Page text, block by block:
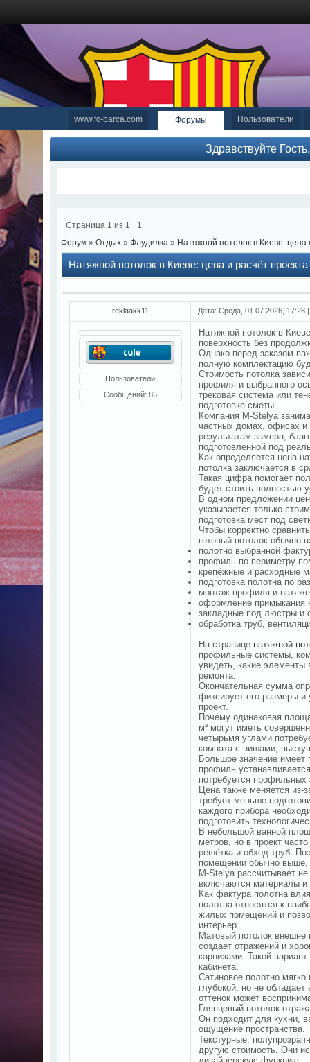
www.fc-barca.com Форумы Пользователи
Здравствуйте
Страница 1 из 1
1
Форум » Отдых » Флудилка » Натяжной потолок в Киеве: цена
Натяжной потолок в Киеве: цена и расчёт
reklaakk11 Дата: Среда, 01.07.2026,
Пользователи
Сообщений: 85
Натяжной потолок в
поверхность без
Однако перед заказом
полную комплектацию
Стоимость потолка
профиля и выбранного
трековая система или
подготовке сметы.
Компания M-Stelya
частных домах, офисах и
результатам замера,
подготовленной под
Как определяется цена
потолка заключается в
Такая цифра помогает
будет стоить полностью
В одном предложении
указывается только
подготовка мест под
Чтобы корректно
готовый потолок обычно
полотно выбранной
профиль по периметру
крепёжные и расходные
подготовка полотна по
монтаж профиля и
оформление примыкания
закладные под люстры и
обработка труб,
На странице натяжной
профильные системы,
увидеть, какие элементы
ремонта.
Окончательная сумма
фиксирует его размеры
проект.
Почему одинаковая
м² могут иметь
четырьмя углами
комната с нишами,
Большое значение имеет
профиль
потребуется
Цена также меняется из-
требует меньше
каждого прибора
подготовить
В небольшой ванной
метров, но в проект
решётка и обход труб.
помещении обычно выше,
M-Stelya рассчитывает
включаются материалы и
Как фактура полотна
полотна относятся к
жилых помещений и
интерьер.
Матовый потолок внешне
создаёт отражений и
карнизами. Такой
кабинета.
Сатиновое полотно
глубокой, но не
оттенок может
Глянцевый потолок
Он подходит для кухни,
ощущение пространства.
Текстурные,
другую стоимость. Они